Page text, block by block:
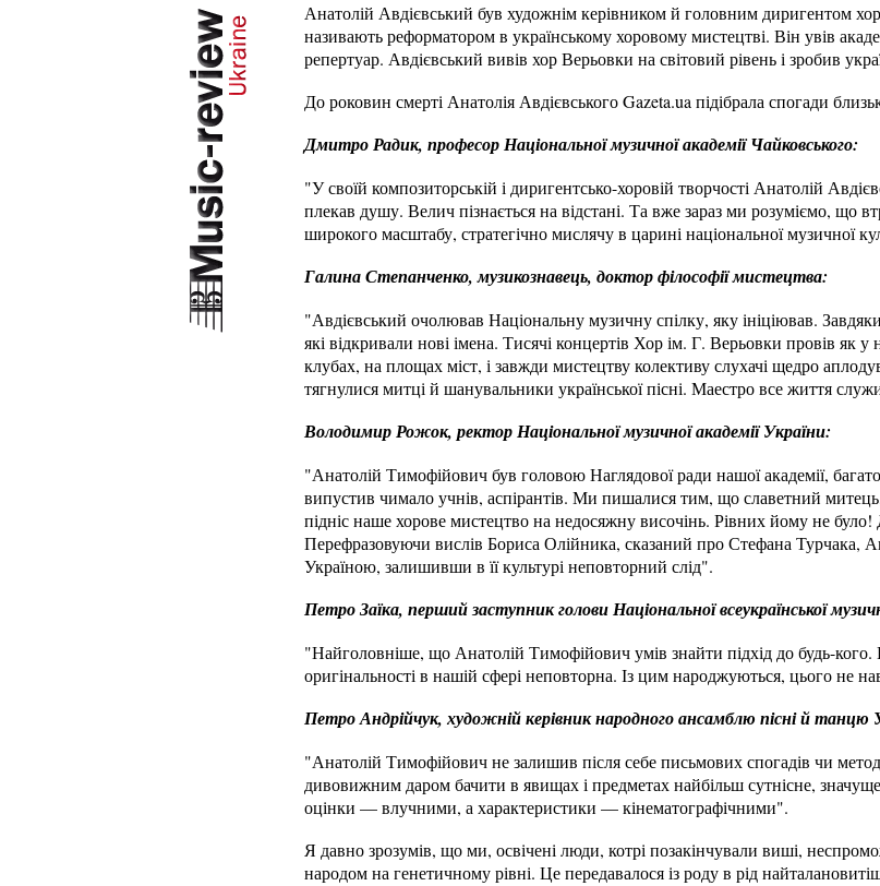
Анатолій Авдієвський був художнім керівником й головним диригентом
називають реформатором в українському хоровому мистецтві. Він увів
репертуар. Авдієвський вивів хор Верьовки на світовий рівень і зробив
До роковин смерті Анатолія Авдієвського Gazeta.ua підібрала спогади
Дмитро Радик, професор Національної музичної академії Чайковського:
"У своїй композиторській і диригентсько-хоровій творчості Анатолій
плекав душу. Велич пізнається на відстані. Та вже зараз ми розуміємо, що
широкого масштабу, стратегічно мислячу в царині національної музичної
Галина Степанченко, музикознавець, доктор філософії мистецтва:
"Авдієвський очолював Національну музичну спілку, яку ініціював.
які відкривали нові імена. Тисячі концертів Хор ім. Г. Верьовки провів як
клубах, на площах міст, і завжди мистецтву колективу слухачі щедро
тягнулися митці й шанувальники української пісні. Маестро все життя
Володимир Рожок, ректор Національної музичної академії України:
"Анатолій Тимофійович був головою Наглядової ради нашої академії,
випустив чимало учнів, аспірантів. Ми пишалися тим, що славетний
підніс наше хорове мистецтво на недосяжну височінь. Рівних йому не
Перефразовуючи вислів Бориса Олійника, сказаний про Стефана Турчака,
Україною, залишивши в її культурі неповторний слід".
Петро Заїка, перший заступник голови Національної всеукраїнської
"Найголовніше, що Анатолій Тимофійович умів знайти підхід до будь-кого.
оригінальності в нашій сфері неповторна. Із цим народжуються, цього не
Петро Андрійчук, художній керівник народного ансамблю пісні й
"Анатолій Тимофійович не залишив після себе письмових спогадів чи
дивовижним даром бачити в явищах і предметах найбільш сутнісне,
оцінки — влучними, а характеристики — кінематографічними".
Я давно зрозумів, що ми, освічені люди, котрі позакінчували виші,
народом на генетичному рівні. Це передавалося із роду в рід